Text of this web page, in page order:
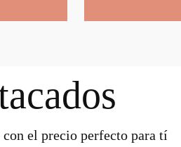
con el precio perfecto para tí